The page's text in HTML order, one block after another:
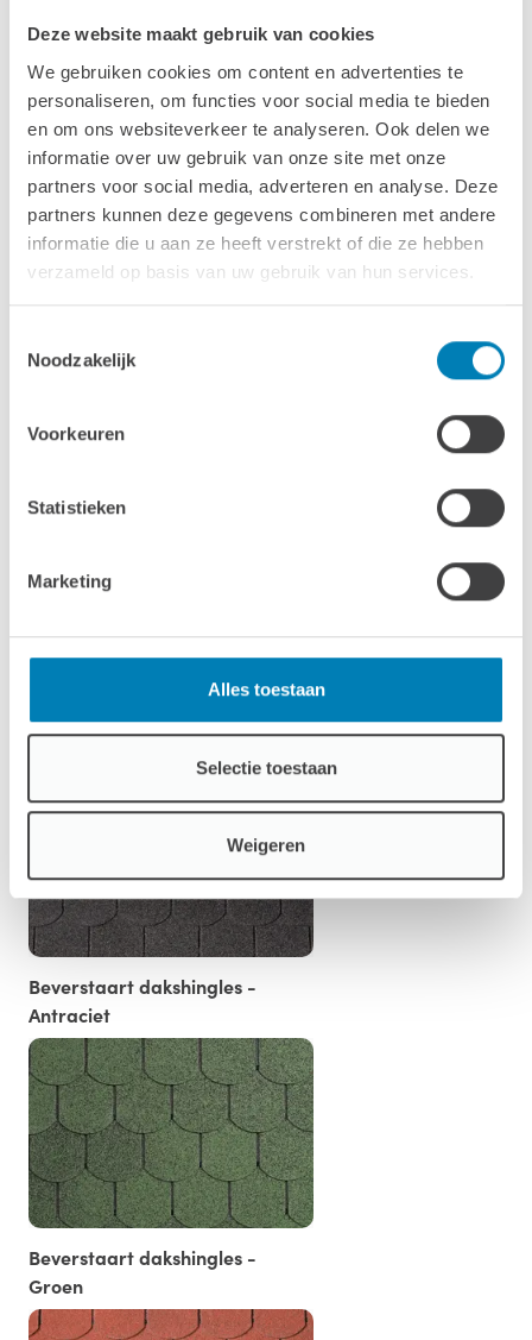
Deze website maakt gebruik van cookies
We gebruiken cookies om content en advertenties te
personaliseren, om functies voor social media te bieden
en om ons websiteverkeer te analyseren. Ook delen we
informatie over uw gebruik van onze site met onze
partners voor social media, adverteren en analyse. Deze
partners kunnen deze gegevens combineren met andere
informatie die u aan ze heeft verstrekt of die ze hebben
verzameld op basis van uw gebruik van hun services.
Noodzakelijk
Voorkeuren
Statistieken
Marketing
Alles toestaan
Selectie toestaan
Weigeren
Standaard Dakshingles -
Antraciet
Standaard Dakshingles - Groen
Standaard Dakshingles - Rood
Beverstaart dakshingles -
Antraciet
Beverstaart dakshingles -
Groen